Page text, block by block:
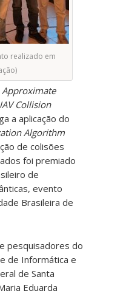
realizado em
Collision
a aplicação do
Algorithm
de colisões
foi premiado
de
evento
Brasileira de
pesquisadores do
de Informática e
de Santa
Eduarda